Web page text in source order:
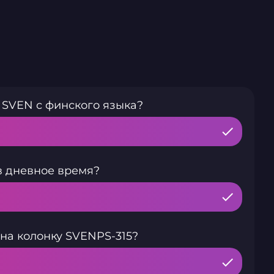
с финского языка?
дневное время?
колонку SVENPS-315?